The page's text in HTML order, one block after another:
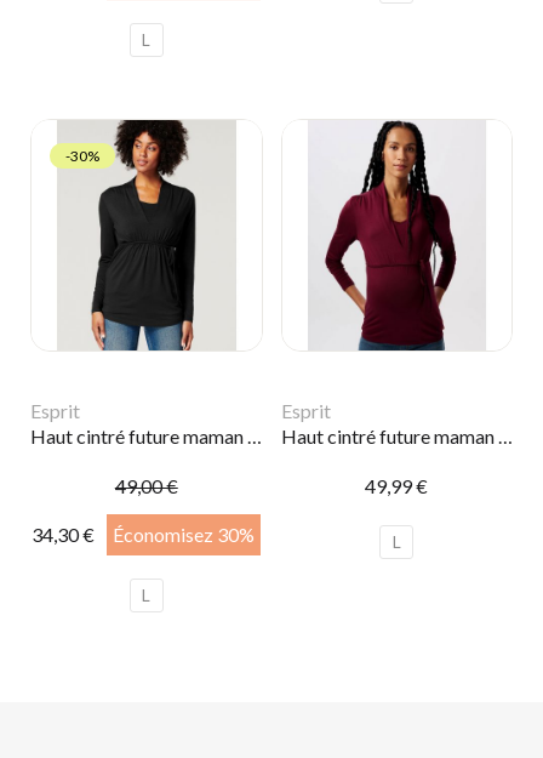
L
-30%
Esprit
49,00 €
34,30 € Économisez 30%
L
Esprit
49,99 €
L